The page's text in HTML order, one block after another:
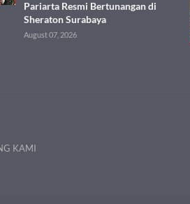
Pariarta Resmi Bertunangan di
Sheraton Surabaya
August 07, 2026
KAMI